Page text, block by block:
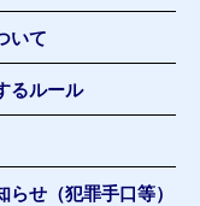
いて
るルール
せ（犯罪手口等）